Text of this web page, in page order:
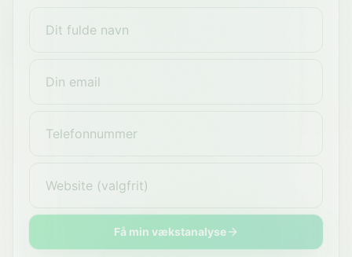
Få min vækstanalyse